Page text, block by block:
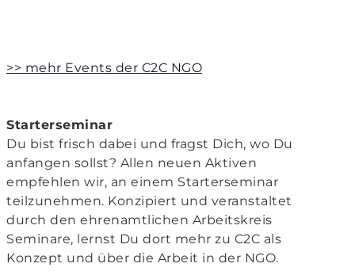
>> mehr Events der C2C NGO
Starterseminar
Du bist frisch dabei und fragst Dich, wo Du
anfangen sollst? Allen neuen Aktiven
empfehlen wir, an einem Starterseminar
teilzunehmen. Konzipiert und veranstaltet
durch den ehrenamtlichen Arbeitskreis
Seminare, lernst Du dort mehr zu C2C als
Konzept und über die Arbeit in der NGO.